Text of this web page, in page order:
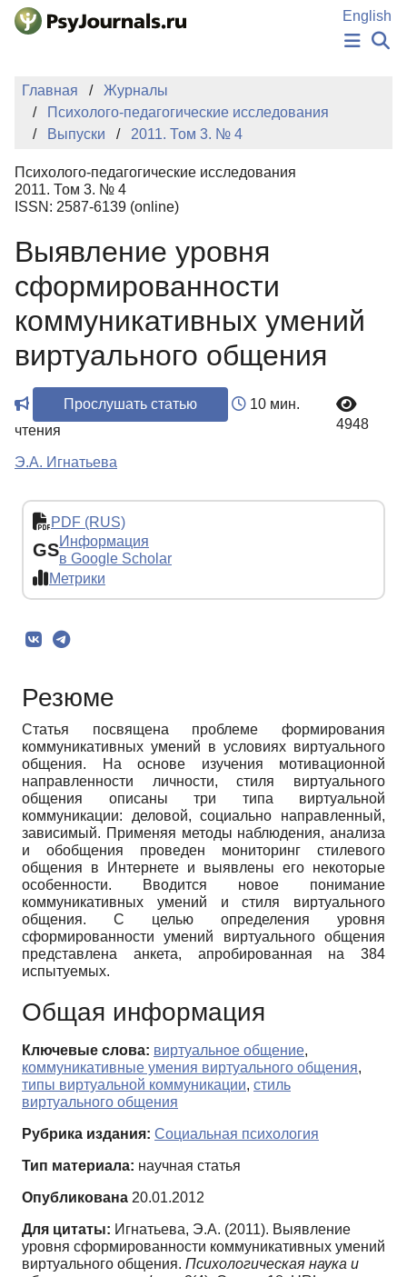
Перейти к основному содержанию
English
НОВОСТИ
АВТОРЫ
КЛЮЧЕВЫЕ СЛОВА
Регистрация
Главная
Журналы
Психолого-педагогические исследования
Выпуски
2011. Том 3. № 4
Психолого-педагогические исследования
2011. Том 3. № 4
ISSN: 2587-6139 (online)
Выявление уровня
сформированности
коммуникативных умений
виртуального общения
Прослушать статью
10 мин.
чтения
4948
Э.А. Игнатьева
PDF (RUS)
GSИнформация
в Google Scholar
Метрики
Резюме
Статья посвящена проблеме формирования
коммуникативных умений в условиях виртуального
общения. На основе изучения мотивационной
направленности личности, стиля виртуального
общения описаны три типа виртуальной
коммуникации: деловой, социально направленный,
зависимый. Применяя методы наблюдения, анализа
и обобщения проведен мониторинг стилевого
общения в Интернете и выявлены его некоторые
особенности. Вводится новое понимание
коммуникативных умений и стиля виртуального
общения. С целью определения уровня
сформированности умений виртуального общения
представлена анкета, апробированная на 384
испытуемых.
Общая информация
Ключевые слова: виртуальное общение,
коммуникативные умения виртуального общения,
типы виртуальной коммуникации, стиль
виртуального общения
Рубрика издания: Социальная психология
Тип материала: научная статья
Опубликована 20.01.2012
Для цитаты: Игнатьева, Э.А. (2011). Выявление
уровня сформированности коммуникативных умений
виртуального общения. Психологическая наука и